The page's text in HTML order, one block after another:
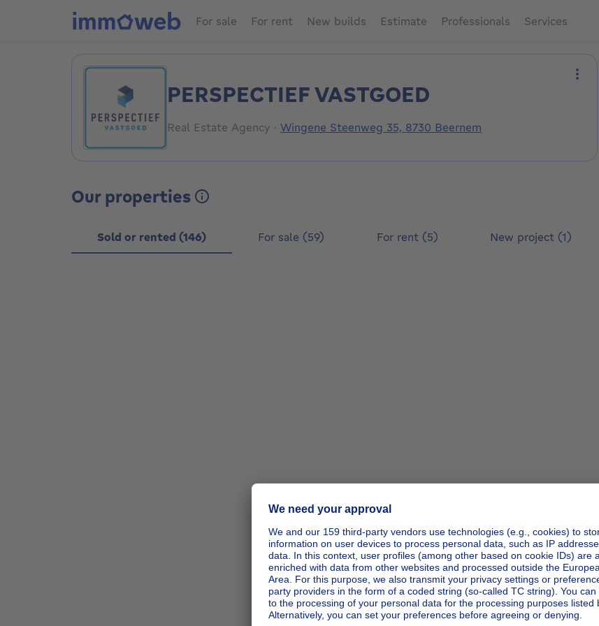
For sale For rent New builds Estimate Professionals Services
PERSPECTIEF VASTGOED
Real Estate Agency · Wingene Steenweg 35, 8730 Beernem
Our properties
Sold or rented (146) For sale (59) For rent (5) New project (1)